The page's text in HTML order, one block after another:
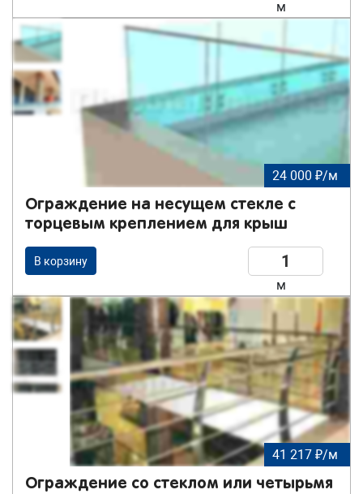
м
24 000 ₽/м
Ограждение на несущем стекле с
торцевым креплением для крыш
В корзину
м
41 217 ₽/м
Ограждение со стеклом или четырьмя